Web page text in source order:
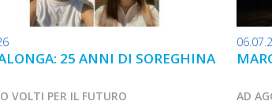
25 ANNI DI SOREGHINA
VOLTI PER IL FUTURO AD